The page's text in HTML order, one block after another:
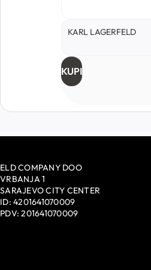
KARL LAGERFELD
KUPI
ELD COMPANY DOO
VRBANJA 1
SARAJEVO CITY CENTER
ID: 4201641070009
PDV: 201641070009